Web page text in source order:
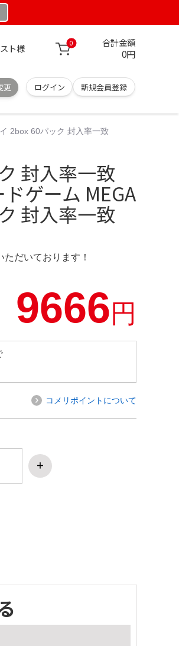
ト様 0 合計金額
0円
更 ログイン 新規会員登録
2box 60パック 封入率一致
封入率一致
ゲーム MEGA
封入率一致
だいております！
9666円
コメリポイントについて